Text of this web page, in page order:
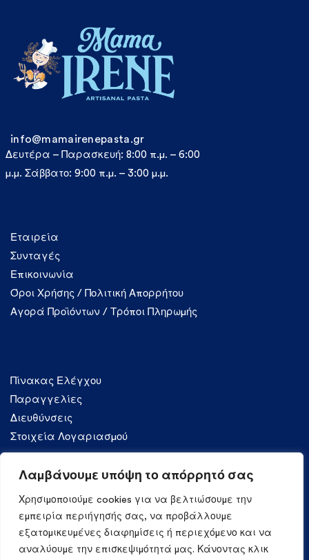
Λαμβάνουμε υπόψη το απόρρητό σας
Χρησιμοποιούμε cookies για να βελτιώσουμε την
εμπειρία περιήγησής σας, να προβάλλουμε
εξατομικευμένες διαφημίσεις ή περιεχόμενο και να
αναλύουμε την επισκεψιμότητά μας. Κάνοντας κλικ
Εταιρεία
Συνταγές
Επικοινωνία
Όροι Χρήσης / Πολιτική Απορρήτου
Αγορά Προϊόντων / Τρόποι Πληρωμής
Πίνακας Ελέγχου
Παραγγελίες
Διευθύνσεις
Στοιχεία Λογαριασμού
Κατηγορίες
Ζυμαρικά
info@mamairenepasta.gr
Δευτέρα – Παρασκευή: 8:00 π.μ. – 6:00
μ.μ. Σάββατο: 9:00 π.μ. – 3:00 μ.μ.